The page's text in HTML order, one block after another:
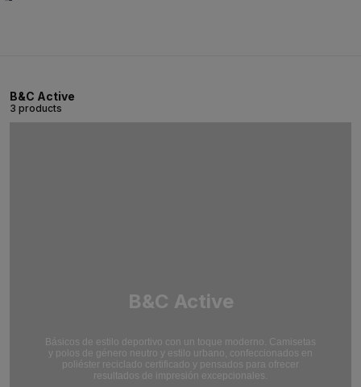
B&C Active
3 products
B&C Active
Básicos de estilo deportivo con un toque moderno. Camisetas
y polos de género neutro y estilo urbano, confeccionados en
poliéster reciclado certificado y pensados para ofrecer
resultados de impresión excepcionales.